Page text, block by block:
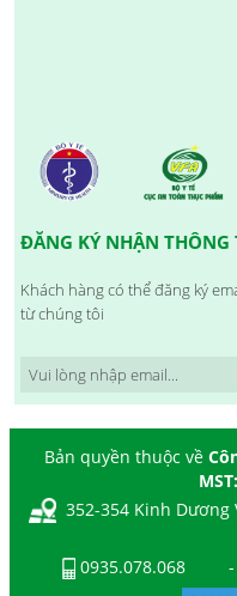
ĐĂNG KÝ NHẬN THÔNG
Khách hàng có thể đăng ký
từ chúng tôi
Bản quyền thuộc về
MST:
352-354 Kinh Dương
0935.078.068